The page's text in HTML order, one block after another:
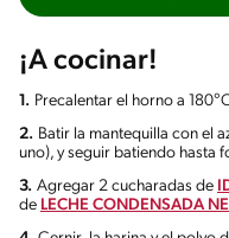
¡A cocinar!
1. Precalentar el horno a
2. Batir la mantequilla con el
uno), y seguir batiendo hasta
3. Agregar 2 cucharadas de
de LECHE CONDENSADA